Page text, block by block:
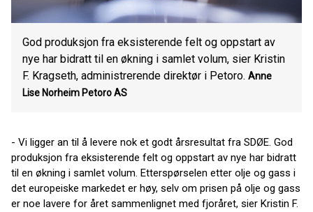
God produksjon fra eksisterende felt og oppstart av
nye har bidratt til en økning i samlet volum, sier Kristin
F. Kragseth, administrerende direktør i Petoro. Anne
Lise Norheim Petoro AS
- Vi ligger an til å levere nok et godt årsresultat fra SDØE. God
produksjon fra eksisterende felt og oppstart av nye har bidratt
til en økning i samlet volum. Etterspørselen etter olje og gass i
det europeiske markedet er høy, selv om prisen på olje og gass
er noe lavere for året sammenlignet med fjoråret, sier Kristin F.